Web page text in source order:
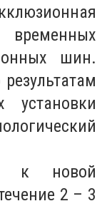
шин.
установки
к новой
2 – 3